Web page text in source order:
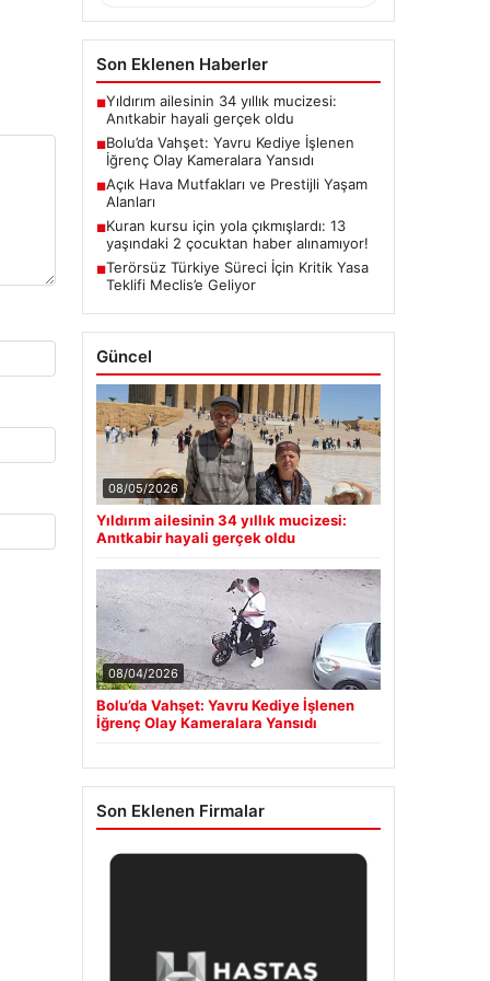
Son Eklenen Haberler
■Yıldırım ailesinin 34 yıllık mucizesi:
Anıtkabir hayali gerçek oldu
■Bolu’da Vahşet: Yavru Kediye İşlenen
İğrenç Olay Kameralara Yansıdı
■Açık Hava Mutfakları ve Prestijli Yaşam
Alanları
■Kuran kursu için yola çıkmışlardı: 13
yaşındaki 2 çocuktan haber alınamıyor!
■Terörsüz Türkiye Süreci İçin Kritik Yasa
Teklifi Meclis’e Geliyor
Güncel
08/05/2026
Yıldırım ailesinin 34 yıllık mucizesi:
Anıtkabir hayali gerçek oldu
08/04/2026
Bolu’da Vahşet: Yavru Kediye İşlenen
İğrenç Olay Kameralara Yansıdı
Son Eklenen Firmalar